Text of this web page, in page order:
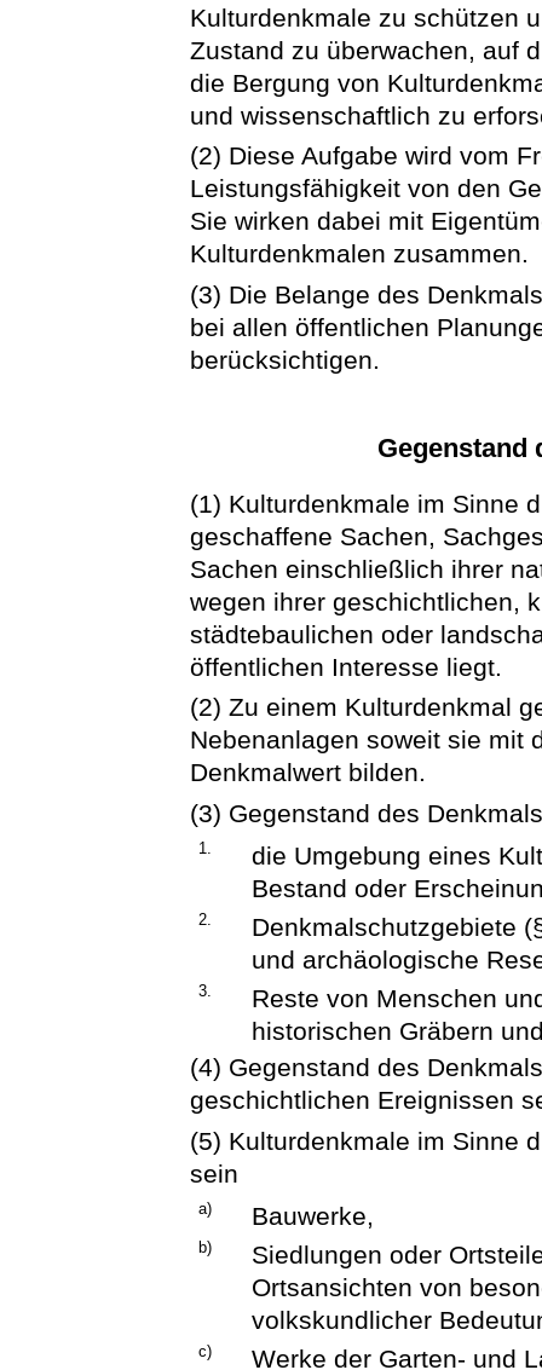
Kulturdenkmale zu schützen
Zustand zu überwachen, auf
die Bergung von
und wissenschaftlich zu
(2) Diese Aufgabe wird vom
Leistungsfähigkeit von den
Sie wirken dabei mit
Kulturdenkmalen zusammen.
(3) Die Belange des
bei allen öffentlichen
berücksichtigen.
Gegenstand
(1) Kulturdenkmale im Sinne
geschaffene Sachen,
Sachen einschließlich ihrer
wegen ihrer geschichtlichen,
städtebaulichen oder
öffentlichen Interesse liegt.
(2) Zu einem Kulturdenkmal
Nebenanlagen soweit sie mit
Denkmalwert bilden.
(3) Gegenstand des
1.
die Umgebung eines
Bestand oder
2.
Denkmalschutzgebiete
und archäologische
3.
Reste von Menschen
historischen Gräbern
(4) Gegenstand des
geschichtlichen Ereignissen
(5) Kulturdenkmale im Sinne
sein
a) Bauwerke,
b)
Siedlungen oder
Ortsansichten von
volkskundlicher
c) Werke der Garten- und